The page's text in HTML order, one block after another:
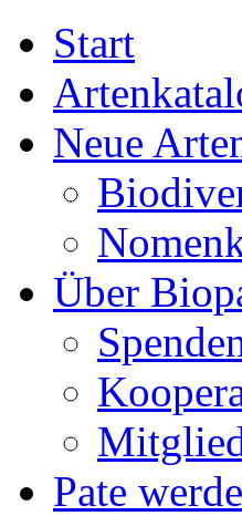
Start
Neue
Über
Pate